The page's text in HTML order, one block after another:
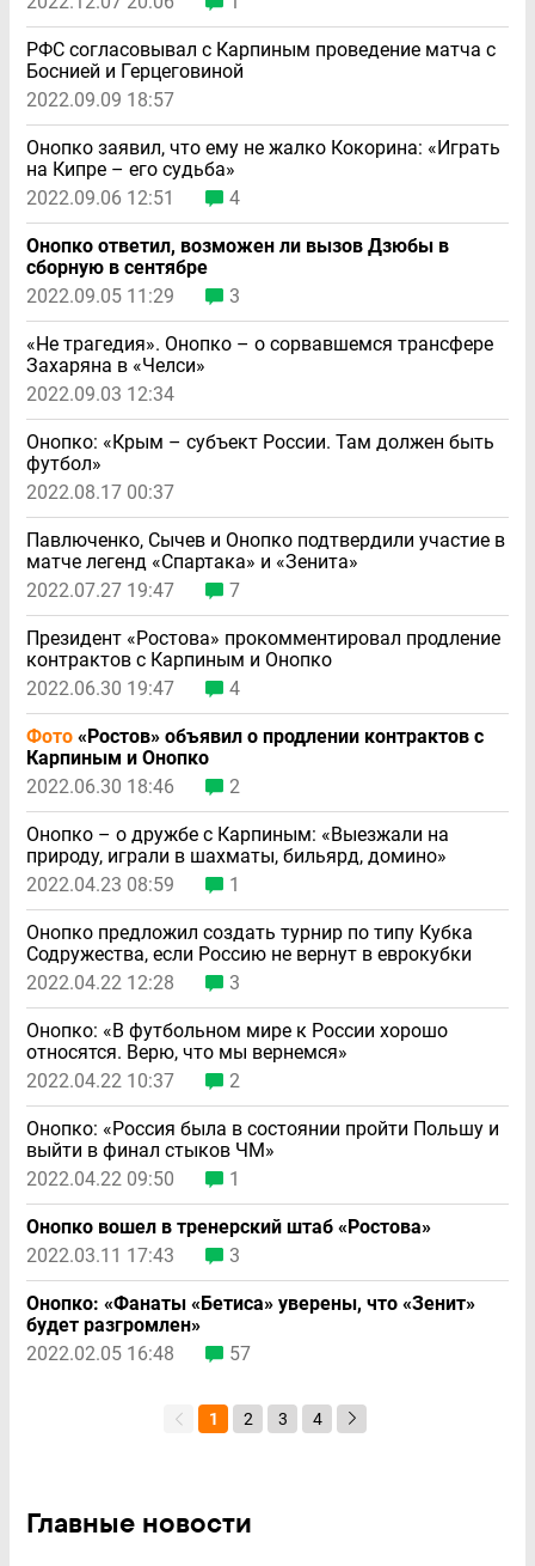
РФС согласовывал с Карпиным проведение матча с
Боснией и Герцеговиной
2022.09.09 18:57
Онопко заявил, что ему не жалко Кокорина: «Играть
на Кипре – его судьба»
2022.09.06 12:51
4
Онопко ответил, возможен ли вызов Дзюбы в
сборную в сентябре
2022.09.05 11:29
3
«Не трагедия». Онопко – о сорвавшемся трансфере
Захаряна в «Челси»
2022.09.03 12:34
Онопко: «Крым – субъект России. Там должен быть
футбол»
2022.08.17 00:37
Павлюченко, Сычев и Онопко подтвердили участие в
матче легенд «Спартака» и «Зенита»
2022.07.27 19:47
7
Президент «Ростова» прокомментировал продление
контрактов с Карпиным и Онопко
2022.06.30 19:47
4
Фото «Ростов» объявил о продлении контрактов с
Карпиным и Онопко
2022.06.30 18:46
2
Онопко – о дружбе с Карпиным: «Выезжали на
природу, играли в шахматы, бильярд, домино»
2022.04.23 08:59
1
Онопко предложил создать турнир по типу Кубка
Содружества, если Россию не вернут в еврокубки
2022.04.22 12:28
3
Онопко: «В футбольном мире к России хорошо
относятся. Верю, что мы вернемся»
2022.04.22 10:37
2
Онопко: «Россия была в состоянии пройти Польшу и
выйти в финал стыков ЧМ»
2022.04.22 09:50
1
Онопко вошел в тренерский штаб «Ростова»
2022.03.11 17:43
3
Онопко: «Фанаты «Бетиса» уверены, что «Зенит»
будет разгромлен»
2022.02.05 16:48
57
1 2 3 4
Главные новости